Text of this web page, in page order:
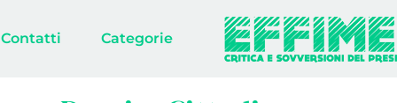
Contatti Categorie